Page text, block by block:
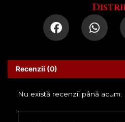
Recenzii (0)
Nu există recenzii până acum.